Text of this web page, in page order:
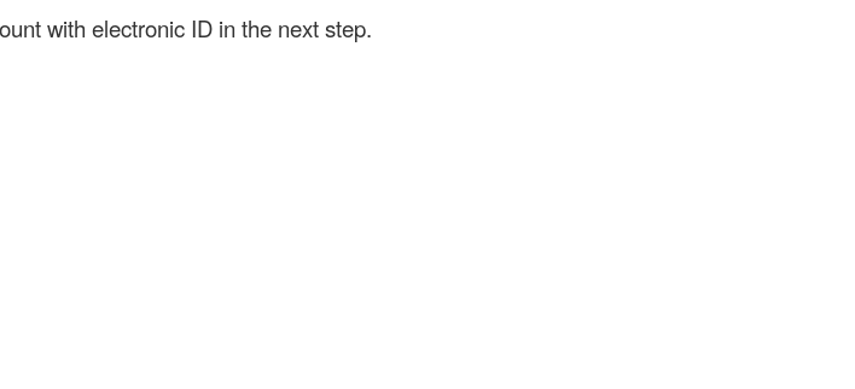
with electronic ID in the next step.